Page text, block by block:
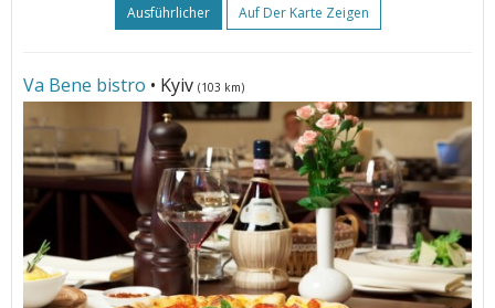
Ausführlicher Auf Der Karte Zeigen
Va Bene bistro • Kyiv (103 km)